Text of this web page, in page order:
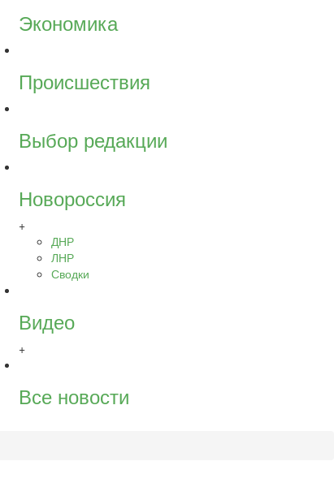
Экономика
Происшествия
Выбор редакции
Новороссия
+
ДНР
ЛНР
Сводки
Видео
+
Все новости